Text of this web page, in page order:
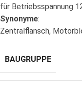
für Betriebsspannung
Synonyme:
Zentralflansch,
BAUGRUPPE